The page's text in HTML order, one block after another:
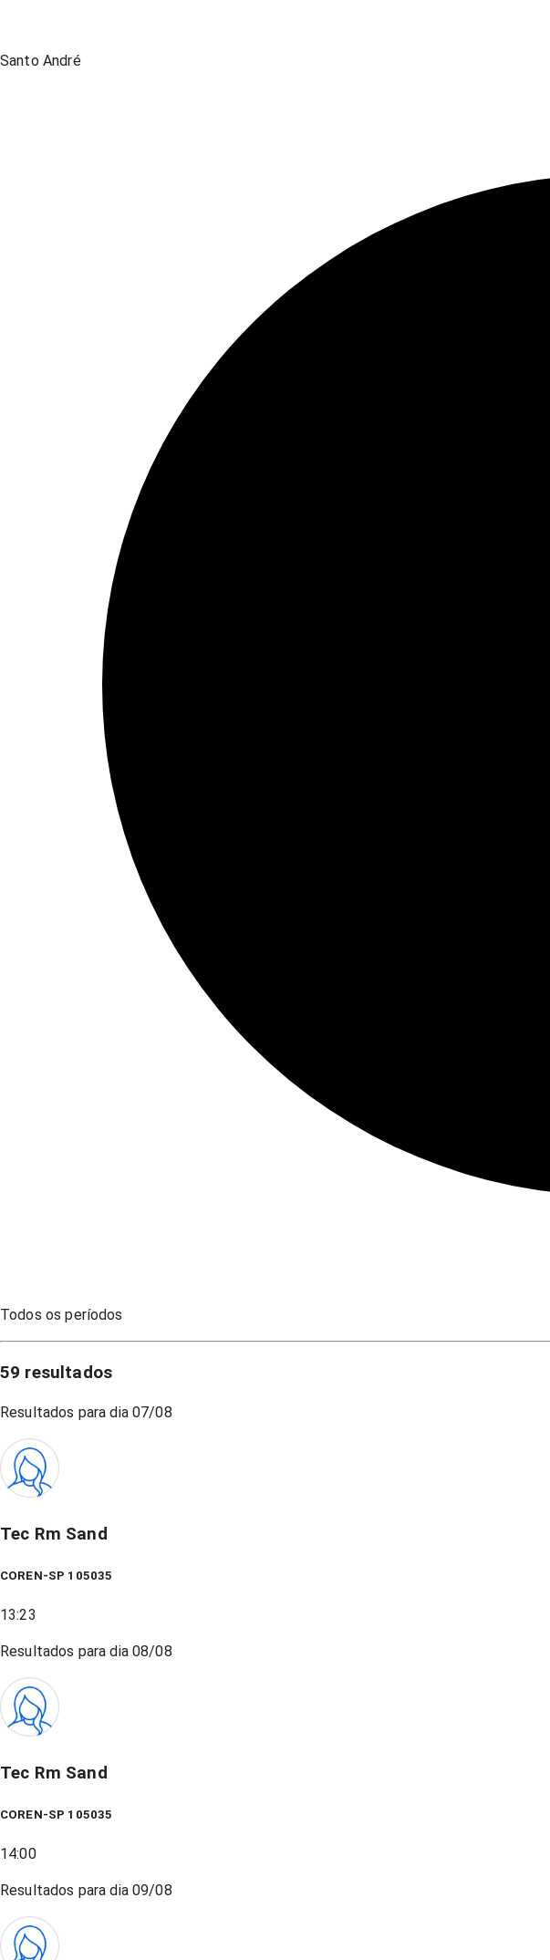
Santo André
Todos os períodos
59 resultados
Resultados para dia 07/08
Tec Rm Sand
COREN-SP 105035
13:23
Resultados para dia08/08
Tec Rm Sand
COREN-SP 105035
14:00
Resultados para dia09/08